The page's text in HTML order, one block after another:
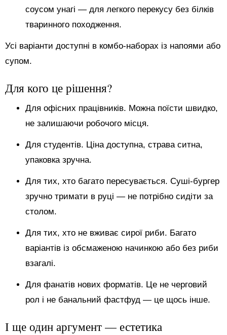
соусом унагі — для легкого перекусу без білків
тваринного походження.
Усі варіанти доступні в комбо-наборах із напоями або
супом.
Для кого це рішення?
Для офісних працівників. Можна поїсти швидко,
не залишаючи робочого місця.
Для студентів. Ціна доступна, страва ситна,
упаковка зручна.
Для тих, хто багато пересувається. Суші-бургер
зручно тримати в руці — не потрібно сидіти за
столом.
Для тих, хто не вживає сирої риби. Багато
варіантів із обсмаженою начинкою або без риби
взагалі.
Для фанатів нових форматів. Це не черговий
рол і не банальний фастфуд — це щось інше.
І ще один аргумент — естетика